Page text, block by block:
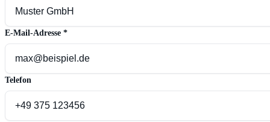
E-Mail-Adresse *
Telefon